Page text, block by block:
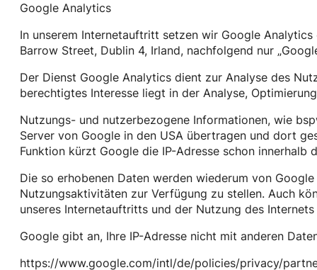
Google Analytics
In unserem Internetauftritt setzen wir Google
Barrow Street, Dublin 4, Irland, nachfolgend nur
Der Dienst Google Analytics dient zur Analyse des
berechtigtes Interesse liegt in der Analyse,
Nutzungs- und nutzerbezogene Informationen, wie
Server von Google in den USA übertragen und dort
Funktion kürzt Google die IP-Adresse schon innerhalb
Die so erhobenen Daten werden wiederum von
Nutzungsaktivitäten zur Verfügung zu stellen. Auch
unseres Internetauftritts und der Nutzung des Internets
Google gibt an, Ihre IP-Adresse nicht mit anderen
https://www.google.com/intl/de/policies/privacy/